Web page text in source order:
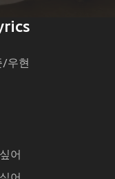
/우현
어